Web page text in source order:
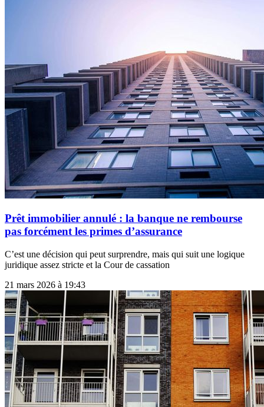
Prêt immobilier annulé : la banque ne rembourse
pas forcément les primes d’assurance
C’est une décision qui peut surprendre, mais qui suit une logique
juridique assez stricte et la Cour de cassation
21 mars 2026 à 19:43